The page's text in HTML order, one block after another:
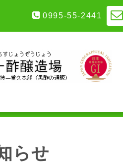
0995-55-2441
らせ